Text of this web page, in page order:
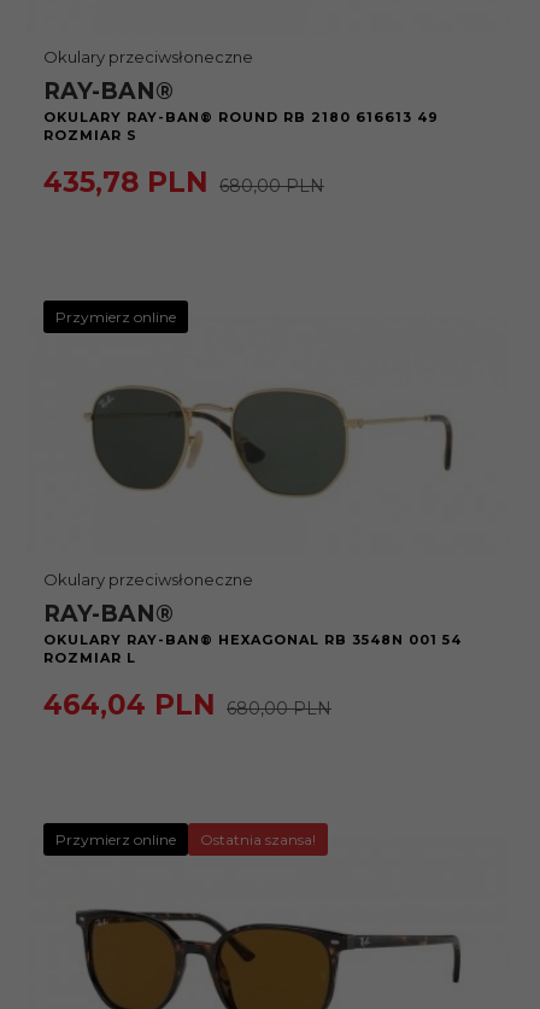
Okulary przeciwsłoneczne
RAY-BAN®
OKULARY RAY-BAN® ROUND RB 2180 616613 49
ROZMIAR S
435,78 PLN 680,00 PLN
Przymierz online
Okulary przeciwsłoneczne
RAY-BAN®
OKULARY RAY-BAN® HEXAGONAL RB 3548N 001 54
ROZMIAR L
464,04 PLN 680,00 PLN
Przymierz online Ostatnia szansa!